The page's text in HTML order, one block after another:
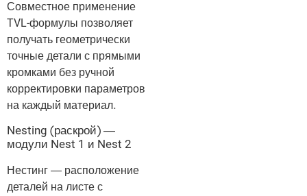
Совместное применение
TVL-формулы позволяет
получать геометрически
точные детали с прямыми
кромками без ручной
корректировки параметров
на каждый материал.
Nesting (раскрой) —
модули Nest 1 и Nest 2
Нестинг — расположение
деталей на листе с